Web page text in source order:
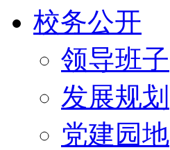
校务公开
领导班子
发展规划
党建园地